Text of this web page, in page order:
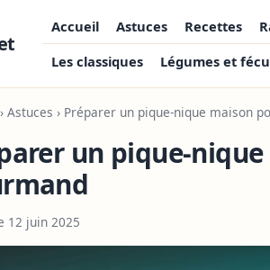
Accueil Astuces Recettes
Les classiques
Légumes et
› Astuces › Préparer un pique-nique maison
un pique-
12 juin 2025